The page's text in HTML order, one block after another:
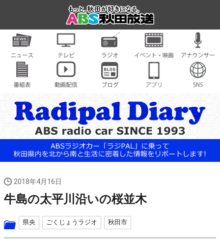
2018年4月16日
牛島の太平川沿いの桜並木
県央 ごくじょうラジオ 秋田市